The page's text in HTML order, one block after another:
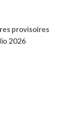
provisoires
2026